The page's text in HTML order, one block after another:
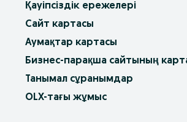
Қауіпсіздік ережелері
Сайт картасы
Аумақтар картасы
Бизнес-парақша сайтының
Танымал сұранымдар
OLX-тағы жұмыс